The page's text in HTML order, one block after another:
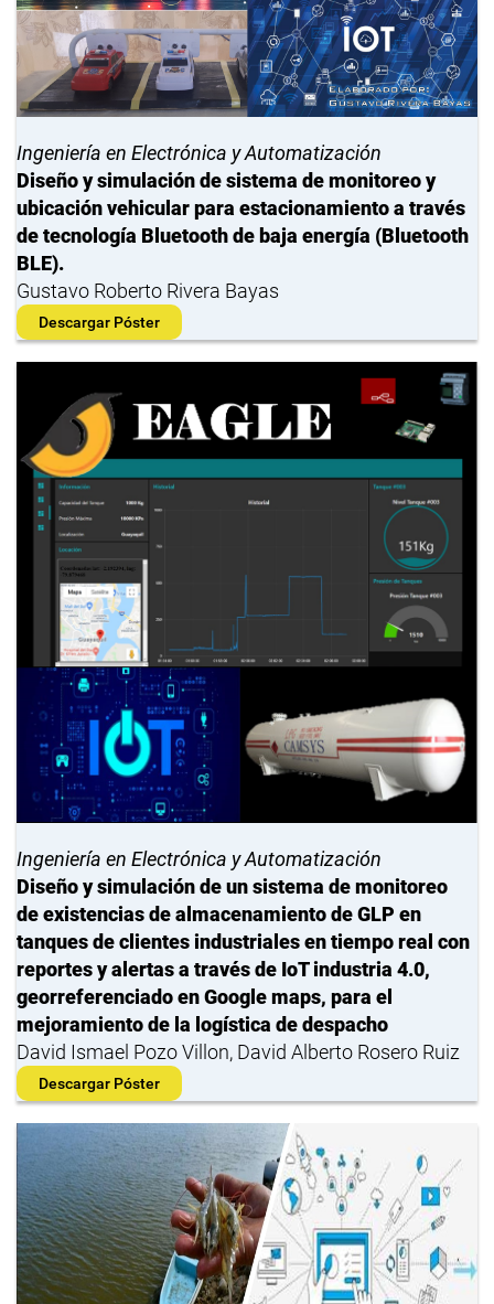
Ingeniería en Electrónica y Automatización
Diseño y simulación de sistema de monitoreo y
ubicación vehicular para estacionamiento a través
de tecnología Bluetooth de baja energía (Bluetooth
BLE).
Gustavo Roberto Rivera Bayas
Descargar Póster
Ingeniería en Electrónica y Automatización
Diseño y simulación de un sistema de monitoreo
de existencias de almacenamiento de GLP en
tanques de clientes industriales en tiempo real con
reportes y alertas a través de IoT industria 4.0,
georreferenciado en Google maps, para el
mejoramiento de la logística de despacho
David Ismael Pozo Villon, David Alberto Rosero Ruiz
Descargar Póster